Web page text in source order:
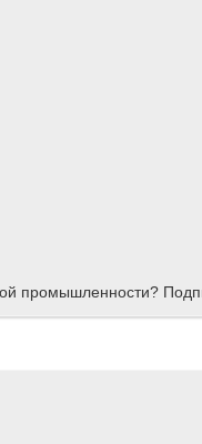
промышленности?